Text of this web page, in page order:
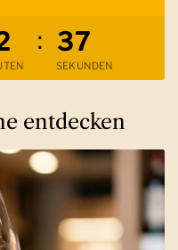
Zeit
: 36
SEKUNDEN
entdecken